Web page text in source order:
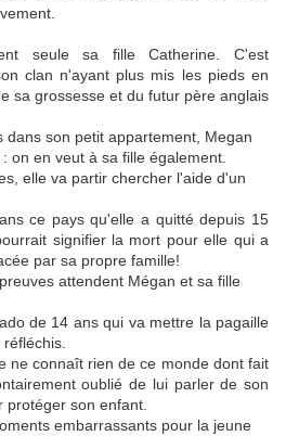
seule sa fille Catherine. C'est
clan n'ayant plus mis les pieds en
sa grossesse et du futur père anglais
dans son petit appartement, Megan
on en veut à sa fille également.
elle va partir chercher l'aide d'un
ce pays qu'elle a quitté depuis 15
signifier la mort pour elle qui a
par sa propre famille!
attendent Mégan et sa fille
de 14 ans qui va mettre la pagaille
ne connaît rien de ce monde dont fait
oublié de lui parler de son
protéger son enfant.
embarrassants pour la jeune